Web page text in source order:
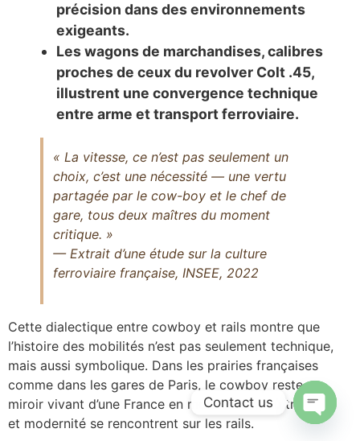
précision dans des environnements
exigeants.
Les wagons de marchandises, calibres
proches de ceux du revolver Colt .45,
illustrent une convergence technique
entre arme et transport ferroviaire.
« La vitesse, ce n’est pas seulement un
choix, c’est une nécessité — une vertu
partagée par le cow-boy et le chef de
gare, tous deux maîtres du moment
critique. »
— Extrait d’une étude sur la culture
ferroviaire française, INSEE, 2022
Cette dialectique entre cowboy et rails montre que
l’histoire des mobilités n’est pas seulement technique,
mais aussi symbolique. Dans les prairies françaises
comme dans les gares de Paris, le cowboy reste un
miroir vivant d’une France en mouvement, où tradition
et modernité se rencontrent sur les rails.
Contact us